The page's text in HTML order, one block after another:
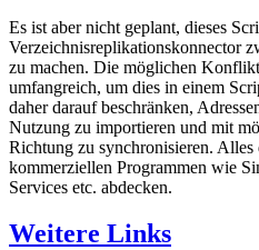
Es ist aber nicht geplant, dieses
Verzeichnisreplikationskonnector
zu machen. Die möglichen
umfangreich, um dies in einem
daher darauf beschränken,
Nutzung zu importieren und mit
Richtung zu synchronisieren.
kommerziellen Programmen wie
Services etc. abdecken.
Weitere Links